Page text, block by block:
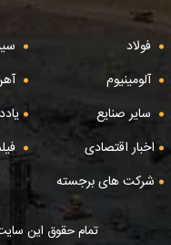
فولاد
آلومینیوم
سایر صنایع
اخبار اقتصادی
شرکت های برجسته
تمام حقوق این